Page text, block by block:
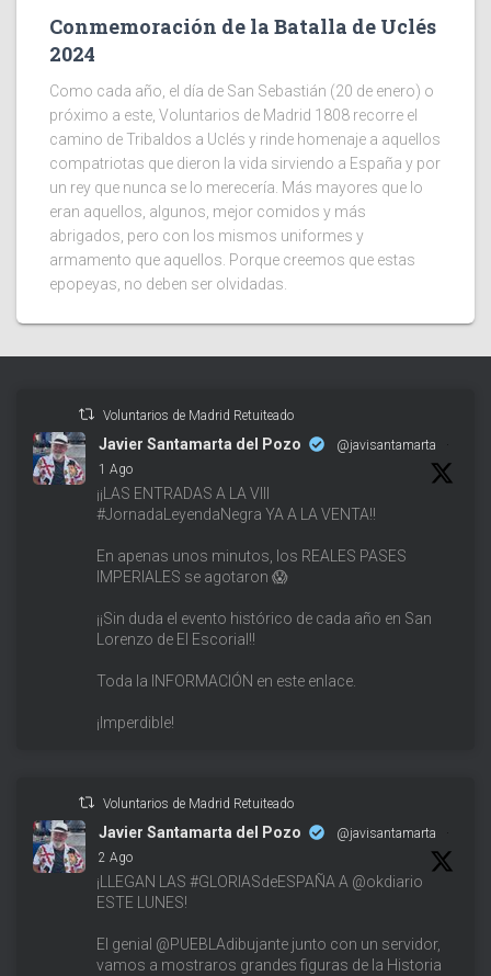
Conmemoración de la Batalla de Uclés
2024
Como cada año, el día de San Sebastián (20 de enero) o
próximo a este, Voluntarios de Madrid 1808 recorre el
camino de Tribaldos a Uclés y rinde homenaje a aquellos
compatriotas que dieron la vida sirviendo a España y por
un rey que nunca se lo merecería. Más mayores que lo
eran aquellos, algunos, mejor comidos y más
abrigados, pero con los mismos uniformes y
armamento que aquellos. Porque creemos que estas
epopeyas, no deben ser olvidadas.
Voluntarios de Madrid Retuiteado
Javier Santamarta del Pozo @javisantamarta
·
1 Ago
¡¡LAS ENTRADAS A LA VIII
#JornadaLeyendaNegra YA A LA VENTA!!
En apenas unos minutos, los REALES PASES
IMPERIALES se agotaron 😱
¡¡Sin duda el evento histórico de cada año en San
Lorenzo de El Escorial!!
Toda la INFORMACIÓN en este enlace.
¡Imperdible!
Voluntarios de Madrid Retuiteado
Javier Santamarta del Pozo @javisantamarta
·
2 Ago
¡LLEGAN LAS #GLORIASdeESPAÑA A @okdiario
ESTE LUNES!
El genial @PUEBLAdibujante junto con un servidor,
vamos a mostraros grandes figuras de la Historia